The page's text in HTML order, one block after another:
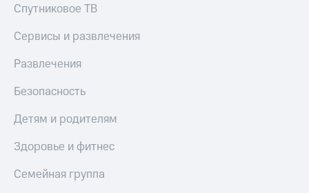
Спутниковое ТВ
Сервисы и развлечения
Развлечения
Безопасность
Детям и родителям
Здоровье и фитнес
Семейная группа